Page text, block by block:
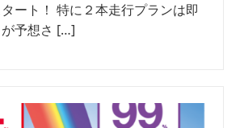
ート！ 特に２本走行プランは即
予想さ […]